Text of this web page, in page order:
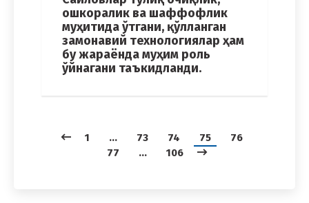
ошкоралик ва шаффофлик
муҳитида ўтгани, қўлланган
замонавий технологиялар ҳам
бу жараёнда муҳим роль
ўйнагани таъкидланди.
1 … 73 74 75
76
77
… 106